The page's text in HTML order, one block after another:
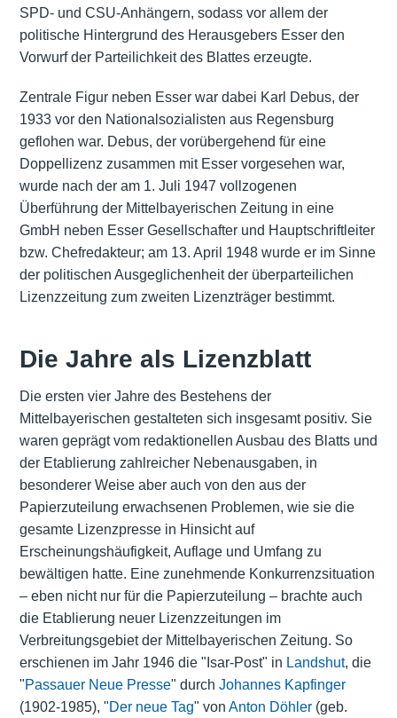
SPD- und CSU-Anhängern, sodass vor allem der
politische Hintergrund des Herausgebers Esser den
Vorwurf der Parteilichkeit des Blattes erzeugte.
Zentrale Figur neben Esser war dabei Karl Debus, der
1933 vor den Nationalsozialisten aus Regensburg
geflohen war. Debus, der vorübergehend für eine
Doppellizenz zusammen mit Esser vorgesehen war,
wurde nach der am 1. Juli 1947 vollzogenen
Überführung der Mittelbayerischen Zeitung in eine
GmbH neben Esser Gesellschafter und Hauptschriftleiter
bzw. Chefredakteur; am 13. April 1948 wurde er im Sinne
der politischen Ausgeglichenheit der überparteilichen
Lizenzzeitung zum zweiten Lizenzträger bestimmt.
Die Jahre als Lizenzblatt
Die ersten vier Jahre des Bestehens der
Mittelbayerischen gestalteten sich insgesamt positiv. Sie
waren geprägt vom redaktionellen Ausbau des Blatts und
der Etablierung zahlreicher Nebenausgaben, in
besonderer Weise aber auch von den aus der
Papierzuteilung erwachsenen Problemen, wie sie die
gesamte Lizenzpresse in Hinsicht auf
Erscheinungshäufigkeit, Auflage und Umfang zu
bewältigen hatte. Eine zunehmende Konkurrenzsituation
– eben nicht nur für die Papierzuteilung – brachte auch
die Etablierung neuer Lizenzzeitungen im
Verbreitungsgebiet der Mittelbayerischen Zeitung. So
erschienen im Jahr 1946 die "Isar-Post" in Landshut, die
"Passauer Neue Presse" durch Johannes Kapfinger
(1902-1985), "Der neue Tag" von Anton Döhler(geb.